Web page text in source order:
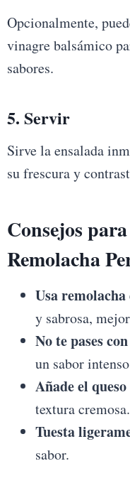
Opcionalmente,
vinagre balsámico
sabores.
5. Servir
Sirve la ensalada
su frescura y
Consejos
Remolacha
Usa
y sabrosa,
No te pases
un sabor
Añade el
textura cremosa.
Tuesta
sabor.